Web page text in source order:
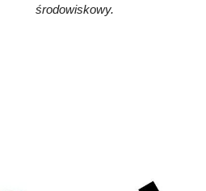
środowiskowy.